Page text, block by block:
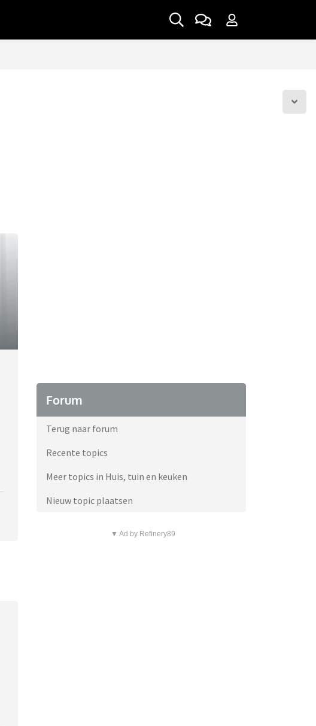
Forum
Terug naar forum
Recente topics
Meer topics in Huis, tuin en keuken
Nieuw topic plaatsen
▼ Ad by Refinery89